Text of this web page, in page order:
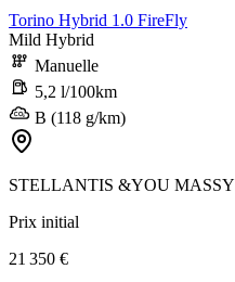
Torino Hybrid 1.0 FireFly
Mild Hybrid
Manuelle
5,2 l/100km
B (118 g/km)
STELLANTIS &YOU MASSY
Prix initial
21 350 €